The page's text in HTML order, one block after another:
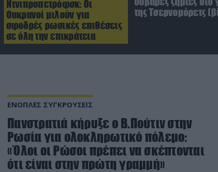
Ντνιπροπετρόφσκ: Οι
Ουκρανοί μιλούν για
σφοδρές ρωσικές επιθέσεις
σε όλη την επικράτεια
της Τσερνομόρετς
ΕΝΟΠΛΕΣ ΣΥΓΚΡΟΥΣΕΙΣ
Πανστρατιά κήρυξε ο Β.Πούτιν στην
Ρωσία για ολοκληρωτικό πόλεμο:
«Όλοι οι Ρώσοι πρέπει να σκέπτονται
ότι είναι στην πρώτη γραμμή»